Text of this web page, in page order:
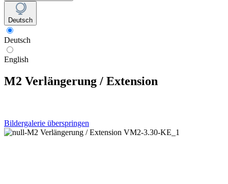
Deutsch
Deutsch
English
M2 Verlängerung / Extension
Bildergalerie überspringen